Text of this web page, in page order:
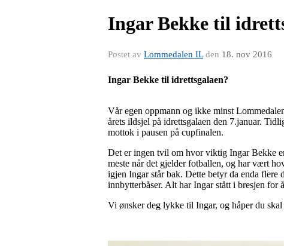
Ingar Bekke til
Postet av Lommedalen ILden 18. nov 2016
Ingar Bekke til idrettsgalaen?
Vår egen oppmann og ikke minst
årets ildsjel på idrettsgalaen den 7.januar.
mottok i pausen på cupfinalen.
Det er ingen tvil om hvor viktig Ingar Bekke
meste når det gjelder fotballen, og har vært
igjen Ingar står bak. Dette betyr da enda flere
innbytterbåser. Alt har Ingar stått i bresjen for
Vi ønsker deg lykke til Ingar, og håper du skal